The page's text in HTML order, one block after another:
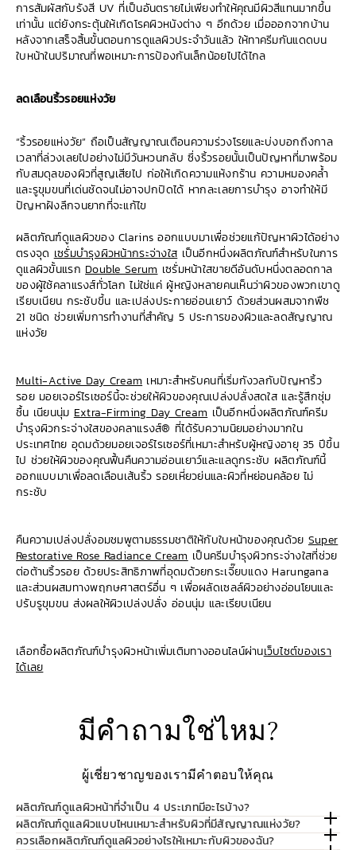
การสัมผัสกับรังสี UV ที่เป็นอันตรายไม่เพียงทำให้คุณมีผิวสีแทนมากขึ้น
เท่านั้น แต่ยังกระตุ้นให้เกิดโรคผิวหนังต่าง ๆ อีกด้วย เมื่อออกจากบ้าน
หลังจากเสร็จสิ้นขั้นตอนการดูแลผิวประจำวันแล้ว ให้ทาครีมกันแดดบน
ใบหน้าในปริมาณที่พอเหมาะการป้องกันเล็กน้อยไปได้ไกล
ลดเลือนริ้วรอยแห่งวัย
“ริ้วรอยแห่งวัย” ถือเป็นสัญญาณเตือนความร่วงโรยและบ่งบอกถึงกาล
เวลาที่ล่วงเลยไปอย่างไม่มีวันหวนกลับ ซึ่งริ้วรอยนั้นเป็นปัญหาที่มาพร้อม
กับสมดุลของผิวที่สูญเสียไป ก่อให้เกิดความแห้งกร้าน ความหมองคล้ำ
และรูขุมขนที่เด่นชัดจนไม่อาจปกปิดได้ หากละเลยการบำรุง อาจทำให้มี
ปัญหาฝังลึกจนยากที่จะแก้ไข
ผลิตภัณฑ์ดูแลผิวของ Clarins ออกแบบมาเพื่อช่วยแก้ปัญหาผิวได้อย่าง
ตรงจุดเซรั่มบำรุงผิวหน้ากระจ่างใสเป็นอีกหนึ่งผลิตภัณฑ์สำหรับในการ
ดูแลผิวขั้นแรกDouble Serumเซรั่มหน้าใสขายดีอันดับหนึ่งตลอดกาล
ของผู้ใช้คลาแรงส์ทั่วโลก ไม่ใช่แค่ ผู้หญิงหลายคนเห็นว่าผิวของพวกเขาดู
เรียบเนียน กระชับขึ้น และเปล่งประกายอ่อนเยาว์ ด้วยส่วนผสมจากพืช
21 ชนิด ช่วยเพิ่มการทำงานที่สำคัญ 5 ประการของผิวและลดสัญญาณ
แห่งวัย
Multi-Active Day Creamเหมาะสำหรับคนที่เริ่มกังวลกับปัญหาริ้ว
รอย มอยเจอร์ไรเซอร์นี้จะช่วยให้ผิวของคุณเปล่งปลั่งสดใส และรู้สึกชุ่ม
ชื้น เนียนนุ่มExtra-Firming Day Creamเป็นอีกหนึ่งผลิตภัณฑ์ครีม
บำรุงผิวกระจ่างใสของคลาแรงส์® ที่ได้รับความนิยมอย่างมากใน
ประเทศไทย อุดมด้วยมอยเจอร์ไรเซอร์ที่เหมาะสำหรับผู้หญิงอายุ 35 ปีขึ้น
ไป ช่วยให้ผิวของคุณฟื้นคืนความอ่อนเยาว์และแลดูกระชับ ผลิตภัณฑ์นี้
ออกแบบมาเพื่อลดเลือนเส้นริ้ว รอยเหี่ยวย่นและผิวที่หย่อนคล้อย ไม่
กระชับ
คืนความเปล่งปลั่งอมชมพูตามธรรมชาติให้กับใบหน้าของคุณด้วยSuper
Restorative Rose Radiance Creamเป็นครีมบำรุงผิวกระจ่างใสที่ช่วย
ต่อต้านริ้วรอย ด้วยประสิทธิภาพที่อุดมด้วยกระเจี๊ยบแดง Harungana
และส่วนผสมทางพฤกษศาสตร์อื่น ๆ เพื่อผลัดเซลล์ผิวอย่างอ่อนโยนและ
ปรับรูขุมขน ส่งผลให้ผิวเปล่งปลั่ง อ่อนนุ่ม และเรียบเนียน
เลือกซื้อผลิตภัณฑ์บำรุงผิวหน้าเพิ่มเติมทางออนไลน์ผ่านเว็บไซต์ของเรา
ได้เลย
มีคำถามใช่ไหม?
ผู้เชี่ยวชาญของเรามีคำตอบให้คุณ
ผลิตภัณฑ์ดูแลผิวหน้าที่จำเป็น 4 ประเภทมีอะไรบ้าง?
ผลิตภัณฑ์ดูแลผิวแบบไหนเหมาะสำหรับผิวที่มีสัญญาณแห่งวัย?
ควรเลือกผลิตภัณฑ์ดูแลผิวอย่างไรให้เหมาะกับผิวของฉัน?